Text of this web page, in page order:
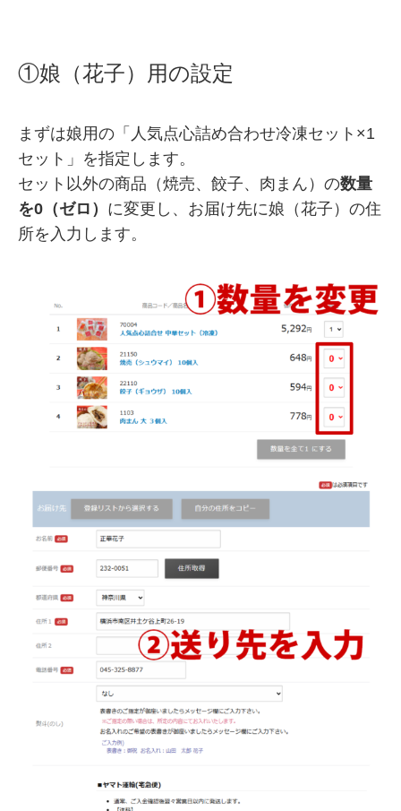
①娘（花子）用の設定
まずは娘用の「人気点心詰め合わせ冷凍セット×1
セット」を指定します。
セット以外の商品（焼売、餃子、肉まん）の数量
を0（ゼロ） に変更し、お届け先に娘（花子）の住
所を入力します。